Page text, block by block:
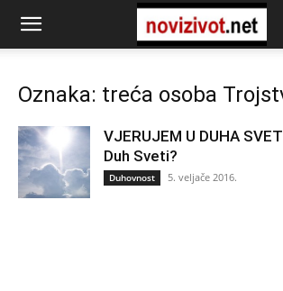
Oznaka: treća osoba
VJERUJEM U DUHA
Duh Sveti?
Duhovnost 5. veljače 2016.